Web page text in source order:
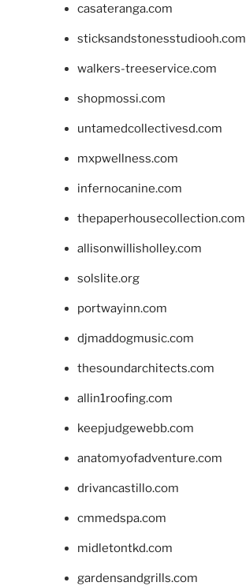
casateranga.com
sticksandstonesstudiooh.com
walkers-treeservice.com
shopmossi.com
untamedcollectivesd.com
mxpwellness.com
infernocanine.com
thepaperhousecollection.com
allisonwillisholley.com
solslite.org
portwayinn.com
djmaddogmusic.com
thesoundarchitects.com
allin1roofing.com
keepjudgewebb.com
anatomyofadventure.com
drivancastillo.com
cmmedspa.com
midletontkd.com
gardensandgrills.com